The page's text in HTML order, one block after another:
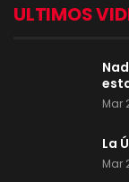
ULTIMOS
Mar
La
Mar